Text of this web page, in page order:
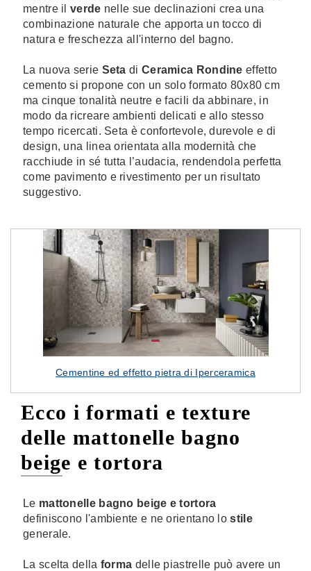
mentre il verde nelle sue declinazioni crea una
combinazione naturale che apporta un tocco di
natura e freschezza all'interno del bagno.
La nuova serie Seta di Ceramica Rondine effetto
cemento si propone con un solo formato 80x80 cm
ma cinque tonalità neutre e facili da abbinare, in
modo da ricreare ambienti delicati e allo stesso
tempo ricercati. Seta è confortevole, durevole e di
design, una linea orientata alla modernità che
racchiude in sé tutta l’audacia, rendendola perfetta
come pavimento e rivestimento per un risultato
suggestivo.
Cementine ed effetto pietra di Iperceramica
Ecco i formati e texture
delle mattonelle bagno
beige e tortora
Le mattonelle bagno beige e tortora
definiscono l'ambiente e ne orientano lostile
generale.
La scelta della forma delle piastrelle può avere un